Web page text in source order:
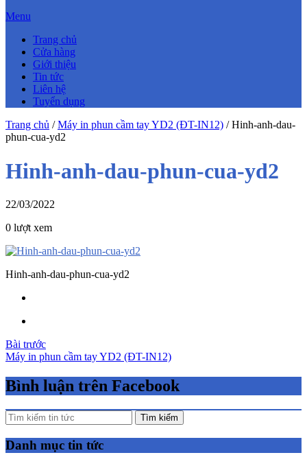
Menu
Trang chủ
Cửa hàng
Giới thiệu
Tin tức
Liên hệ
Tuyển dụng
Trang chủ /Máy in phun cầm tay YD2 (ĐT-IN12) /Hinh-anh-dau-
phun-cua-yd2
Hinh-anh-dau-phun-cua-yd2
22/03/2022
0 lượt xem
Hinh-anh-dau-phun-cua-yd2
Điều
hướng
bài
Bài trước
Máy in phun cầm tay YD2 (ĐT-IN12)
Bình luận trên Facebook
Tìm kiếm
Danh mục tin tức